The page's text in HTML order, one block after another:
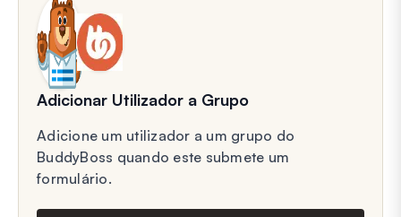
Adicionar Utilizador a Grupo
Adicione um utilizador a um grupo do
BuddyBoss quando este submete um
formulário.